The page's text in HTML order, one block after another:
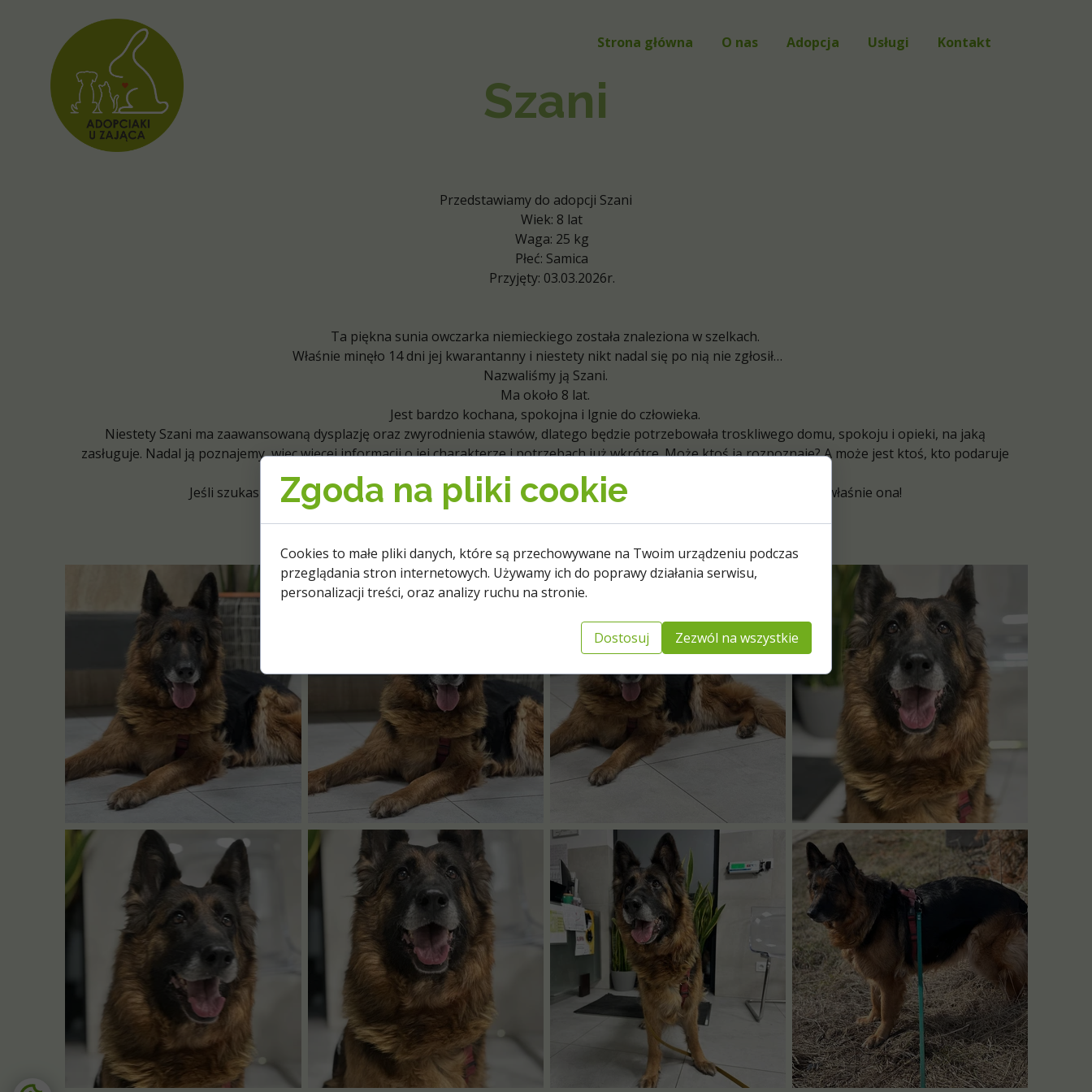
Szani
Strona główna
O nas
Adopcja
Usługi
Kontakt
Przedstawiamy do adopcji Szani
Wiek: 8 lat
Waga: 25 kg
Płeć: Samica
Przyjęty: 03.03.2026r.
Ta piękna sunia owczarka niemieckiego została znaleziona w szelkach.
Właśnie minęło 14 dni jej kwarantanny i niestety nikt nadal się po nią nie zgłosił…
Nazwaliśmy ją Szani.
Ma około 8 lat.
Jest bardzo kochana, spokojna i lgnie do człowieka.
Niestety Szani ma zaawansowaną dysplazję oraz zwyrodnienia stawów, dlatego będzie potrzebowała troskliwego domu, spokoju i opieki, na jaką
zasługuje. Nadal ją poznajemy, więc więcej informacji o jej charakterze i potrzebach już wkrótce. Może ktoś ją rozpoznaje? A może jest ktoś, kto podaruje
Szani bezpieczny dom i dużo miłości na resztę życia?
Jeśli szukasz psa spokojnego, ułożonego, z którym bez szaleństw będziesz chciał spędzać czas, to jest to właśnie ona!
Chcesz umówić się na spacer lub dowiedzieć się więcej zadzwoń do:
Zgoda na pliki cookie
Cookies to małe pliki danych, które są przechowywane na Twoim urządzeniu podczas
przeglądania stron internetowych. Używamy ich do poprawy działania serwisu,
personalizacji treści, oraz analizy ruchu na stronie.
Dostosuj Zezwól na wszystkie